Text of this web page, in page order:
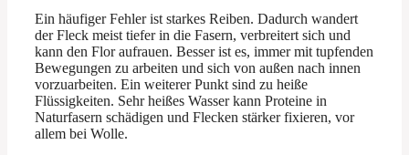
Ein häufiger Fehler ist starkes Reiben. Dadurch wandert
der Fleck meist tiefer in die Fasern, verbreitert sich und
kann den Flor aufrauen. Besser ist es, immer mit tupfenden
Bewegungen zu arbeiten und sich von außen nach innen
vorzuarbeiten. Ein weiterer Punkt sind zu heiße
Flüssigkeiten. Sehr heißes Wasser kann Proteine in
Naturfasern schädigen und Flecken stärker fixieren, vor
allem bei Wolle.